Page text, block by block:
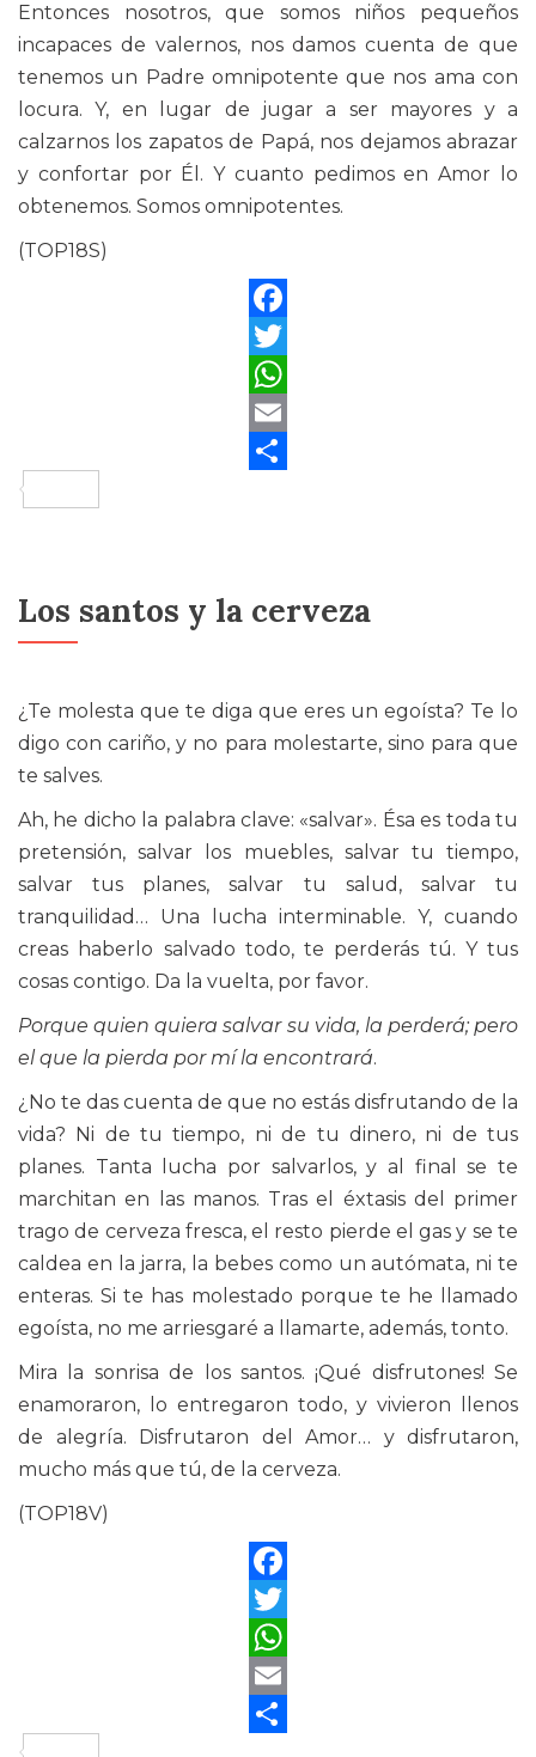
Entonces nosotros, que somos niños pequeños
incapaces de valernos, nos damos cuenta de que
tenemos un Padre omnipotente que nos ama con
locura. Y, en lugar de jugar a ser mayores y a
calzarnos los zapatos de Papá, nos dejamos abrazar
y confortar por Él. Y cuanto pedimos en Amor lo
obtenemos. Somos omnipotentes.
(TOP18S)
Facebook
Twitter
WhatsApp
Email
Los santos y la cerveza
¿Te molesta que te diga que eres un egoísta? Te lo
digo con cariño, y no para molestarte, sino para que
te salves.
Ah, he dicho la palabra clave: «salvar». Ésa es toda tu
pretensión, salvar los muebles, salvar tu tiempo,
salvar tus planes, salvar tu salud, salvar tu
tranquilidad… Una lucha interminable. Y, cuando
creas haberlo salvado todo, te perderás tú. Y tus
cosas contigo. Da la vuelta, por favor.
Porque quien quiera salvar su vida, la perderá; pero
el que la pierda por mí la encontrará.
¿No te das cuenta de que no estás disfrutando de la
vida? Ni de tu tiempo, ni de tu dinero, ni de tus
planes. Tanta lucha por salvarlos, y al final se te
marchitan en las manos. Tras el éxtasis del primer
trago de cerveza fresca, el resto pierde el gas y se te
caldea en la jarra, la bebes como un autómata, ni te
enteras. Si te has molestado porque te he llamado
egoísta, no me arriesgaré a llamarte, además, tonto.
Mira la sonrisa de los santos. ¡Qué disfrutones! Se
enamoraron, lo entregaron todo, y vivieron llenos
de alegría. Disfrutaron del Amor… y disfrutaron,
mucho más que tú, de la cerveza.
(TOP18V)
Facebook
Twitter
WhatsApp
Email